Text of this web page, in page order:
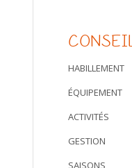
HABILLEMENT
ÉQUIPEMENT
ACTIVITÉS
GESTION
SAISONS